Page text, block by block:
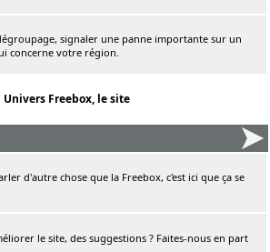
signaler une panne importante sur un
concerne votre région.
Univers Freebox, le site
d'autre chose que la Freebox, c'est ici que ça se
le site, des suggestions ? Faites-nous en part